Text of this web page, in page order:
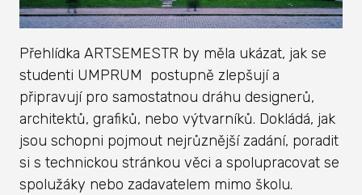
Přehlídka ARTSEMESTR by měla ukázat, jak se
studenti UMPRUM postupně zlepšují a
připravují pro samostatnou dráhu designerů,
architektů, grafiků, nebo výtvarníků. Dokládá, jak
jsou schopni pojmout nejrůznější zadání, poradit
si s technickou stránkou věci a spolupracovat se
spolužáky nebo zadavatelem mimo školu.